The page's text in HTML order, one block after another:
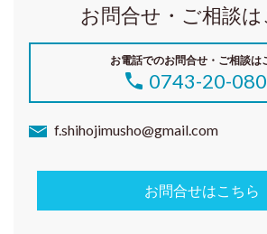
お問合せ・ご相談は
お電話でのお問合せ・ご相談は
0743-20-
f.shihojimusho@gmail.com
お問合せはこちら